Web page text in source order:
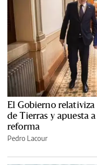
El Gobierno
de Tierras y apuesta
reforma
Pedro Lacour